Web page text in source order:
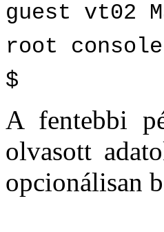
guest vt02
root
$
A fentebbi
olvasott
opcionálisan